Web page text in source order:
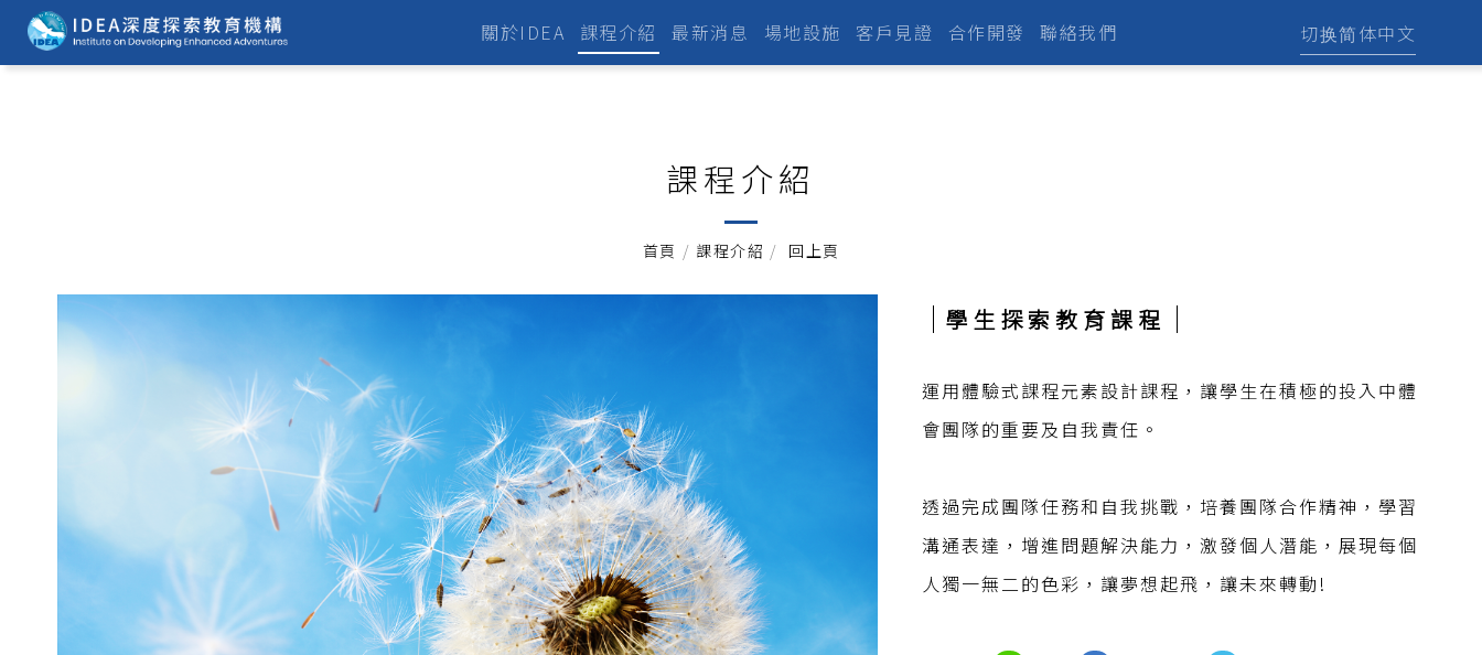
關於IDEA 課程介紹 最新消息 場地設施 客戶見證 合作開發 聯絡我們 切换简体中文
課程介紹
首頁 / 課程介紹 / 回上頁
學生探索教育課程
運用體驗式課程元素設計課程 ，讓學生在積極的投入中體
會團隊的重要及自我責任。
透過完成團隊任務和自我挑戰，培養團隊合作精神，學習
溝通表達，增進問題解決能力，激發個人潛能，展現每個
人獨一無二的色彩，讓夢想起飛，讓未來轉動!